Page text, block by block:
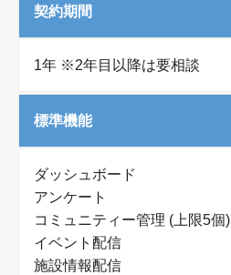
契約期間
1年 ※2年目以降は要相談
標準機能
ダッシュボード
アンケート
コミュニティー管理 (上限5個)
イベント配信
施設情報配信